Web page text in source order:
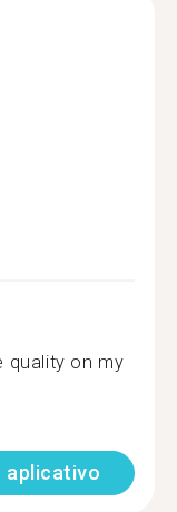
quality on my
aplicativo